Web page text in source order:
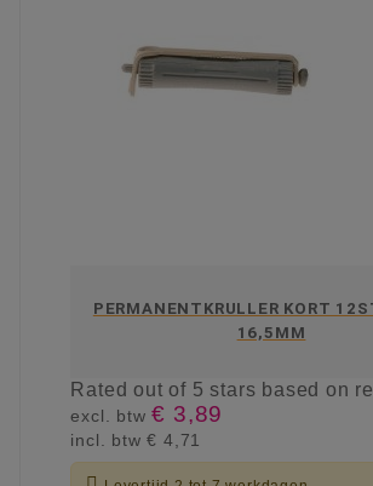
PERMANENTKRULLER KORT
16,5MM
Ratedout of 5 stars based on
excl. btw€ 3,89
incl. btw€ 4,71